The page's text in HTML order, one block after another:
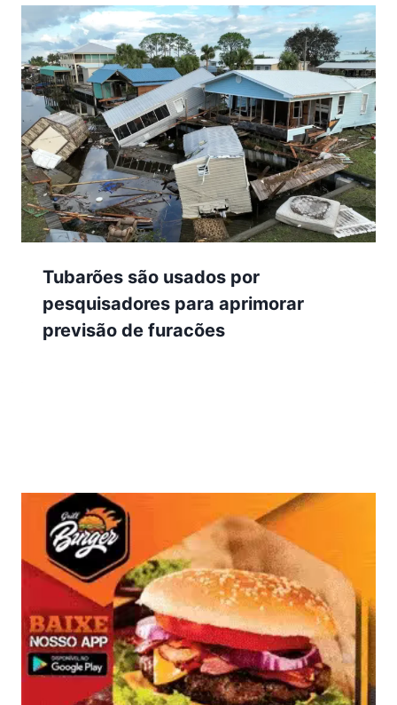
Tubarões são usados por
pesquisadores para aprimorar
previsão de furacões